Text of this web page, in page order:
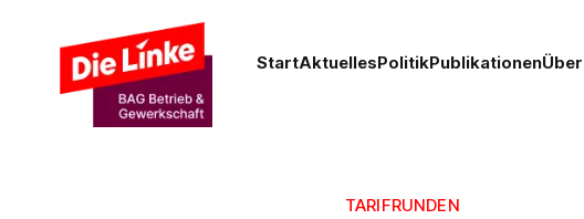
StartAktuellesPolitikPublikationen
TARIFRUNDEN